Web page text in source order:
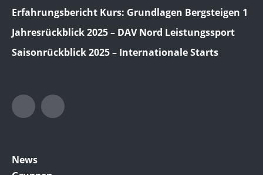
Erfahrungsbericht Kurs: Grundlagen Bergsteigen 1
Jahresrückblick 2025 – DAV Nord Leistungssport
Saisonrückblick 2025 – Internationale Starts
Twitter
News